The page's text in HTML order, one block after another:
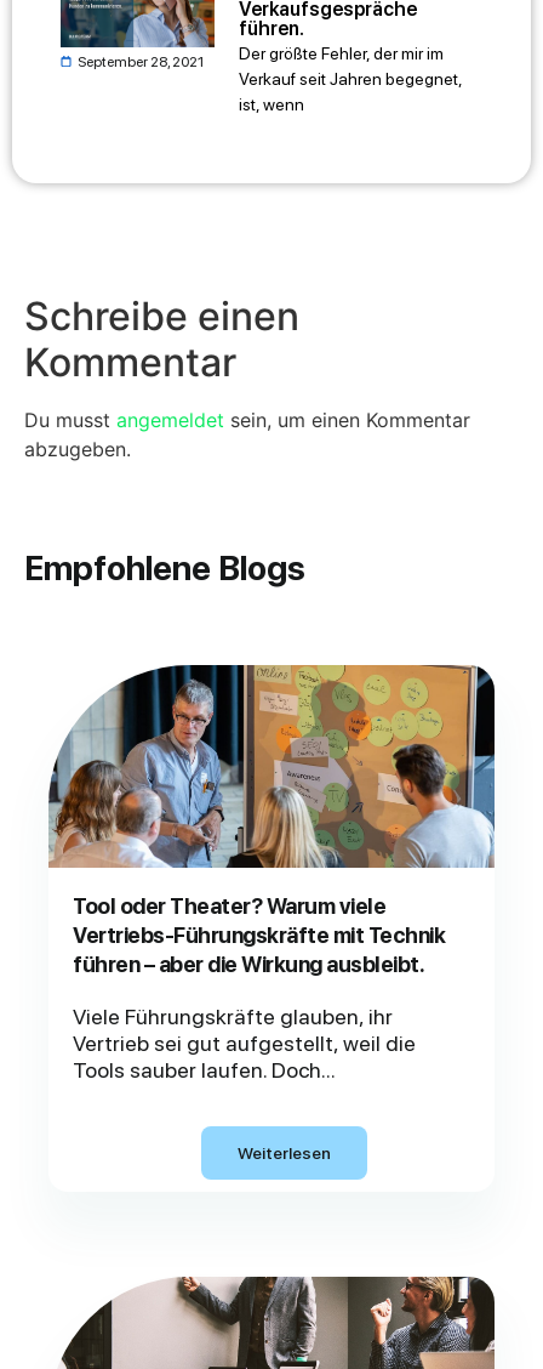
September 28, 2021
Verkaufsgespräche
führen.
Der größte Fehler, der mir im
Verkauf seit Jahren begegnet,
ist, wenn
Schreibe einen
Kommentar
Du musst angemeldet sein, um einen Kommentar
abzugeben.
Empfohlene Blogs
Tool oder Theater? Warum viele
Vertriebs-Führungskräfte mit Technik
führen – aber die Wirkung ausbleibt.
Viele Führungskräfte glauben, ihr
Vertrieb sei gut aufgestellt, weil die
Tools sauber laufen. Doch...
Weiterlesen